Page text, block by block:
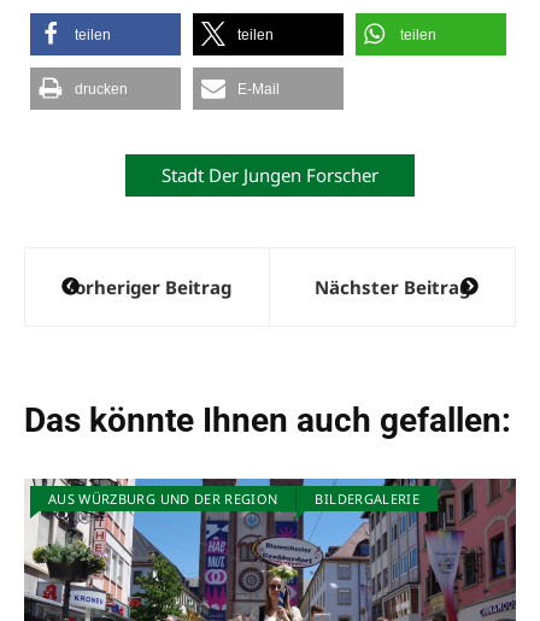
teilen teilen teilen
drucken E-Mail
Stadt Der Jungen Forscher
Beitragsnavigation
Vorheriger Beitrag Nächster Beitrag
Das könnte Ihnen auch gefallen:
AUS WÜRZBURG UND DER REGION BILDERGALERIE